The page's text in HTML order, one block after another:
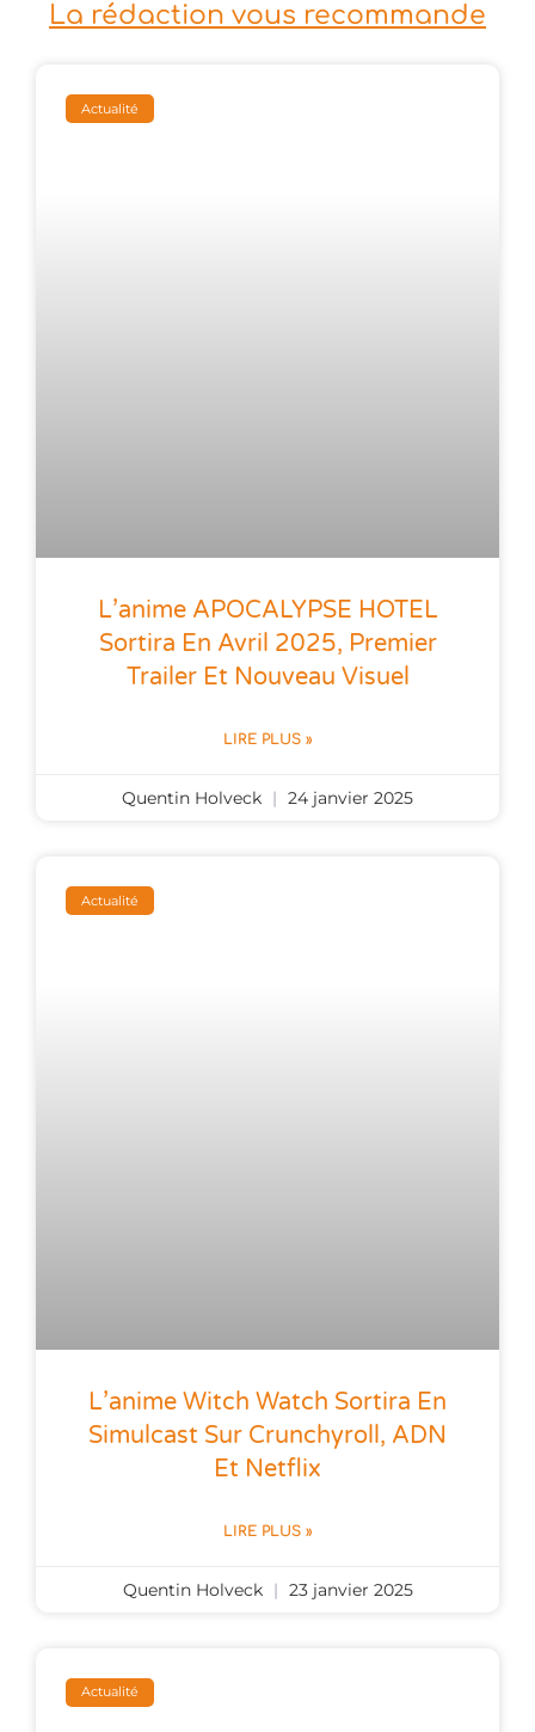
La rédaction vous recommande
Actualité
L’anime APOCALYPSE HOTEL
Sortira En Avril 2025, Premier
Trailer Et Nouveau Visuel
LIRE PLUS »
Quentin Holveck 24 janvier 2025
Actualité
L’anime Witch Watch Sortira En
Simulcast Sur Crunchyroll, ADN
Et Netflix
LIRE PLUS »
Quentin Holveck 23 janvier 2025
Actualité